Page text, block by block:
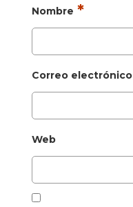
Nombre *
Correo electrónico
Web